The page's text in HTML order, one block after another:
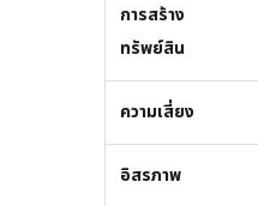
การสร้าง
ทรัพย์สิน
ความเสี่ยง
อิสรภาพ